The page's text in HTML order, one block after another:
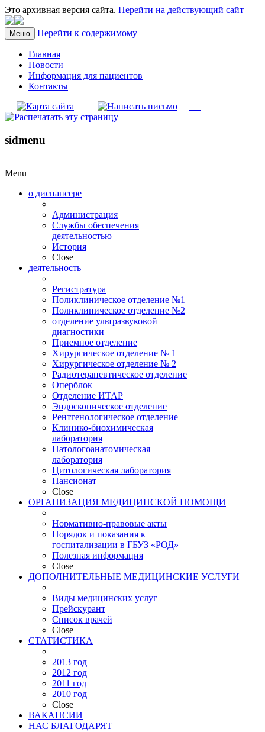
Это архивная версия сайта. Перейти на действующий сайт
Меню Перейти к содержимому
Главная
Новости
Информация для пациентов
Контакты
sidmenu
Menu
о диспансере
Администрация
Службы обеспечения
деятельностью
История
Close
деятельность
Регистратура
Поликлиническое отделение №1
Поликлиническое отделение №2
отделение ультразвуковой
диагностики
Приемное отделение
Хирургическое отделение № 1
Хирургическое отделение № 2
Радиотерапевтическое отделение
Оперблок
Отделение ИТАР
Эндоскопическое отделение
Рентгенологическое отделение
Клинико-биохимическая
лаборатория
Патологоанатомическая
лаборатория
Цитологическая лаборатория
Пансионат
Close
ОРГАНИЗАЦИЯ МЕДИЦИНСКОЙ ПОМОЩИ
Нормативно-правовые акты
Порядок и показания к
госпитализации в ГБУЗ «РОД»
Полезная информация
Close
ДОПОЛНИТЕЛЬНЫЕ МЕДИЦИНСКИЕ УСЛУГИ
Виды медицинских услуг
Прейскурант
Список врачей
Close
СТАТИСТИКА
2013 год
2012 год
2011 год
2010 год
Close
ВАКАНСИИ
НАС БЛАГОДАРЯТ